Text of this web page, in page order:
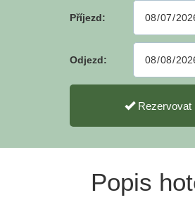
Příjezd:
Odjezd:
Rezervovat
Popis